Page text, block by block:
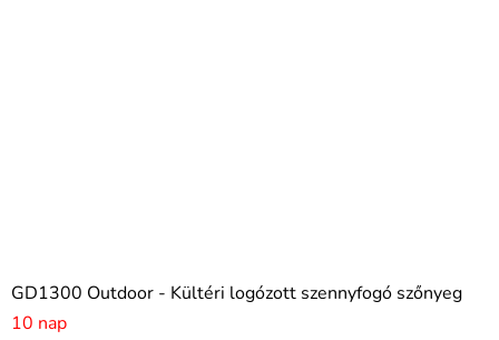
GD1300 Outdoor - Kültéri logózott szennyfogó szőnyeg
10 nap